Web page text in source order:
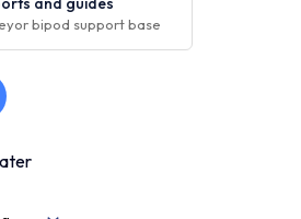
bipod support base